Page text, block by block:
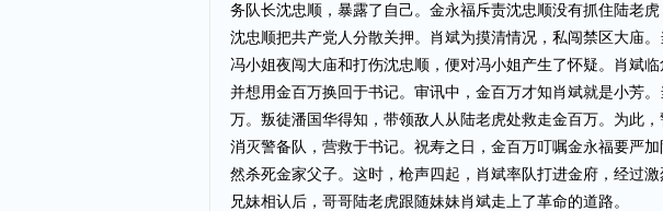
务队长沈忠顺，暴露了自己。金永福斥责沈忠顺没有抓住陆老
沈忠顺把共产党人分散关押。肖斌为摸清情况，私闯禁区大庙
冯小姐夜闯大庙和打伤沈忠顺，便对冯小姐产生了怀疑。肖斌
并想用金百万换回于书记。审讯中，金百万才知肖斌就是小芳
万。叛徒潘国华得知，带领敌人从陆老虎处救走金百万。为此
消灭警备队，营救于书记。祝寿之日，金百万叮嘱金永福要严
然杀死金家父子。这时，枪声四起，肖斌率队打进金府，经过
兄妹相认后，哥哥陆老虎跟随妹妹肖斌走上了革命的道路。